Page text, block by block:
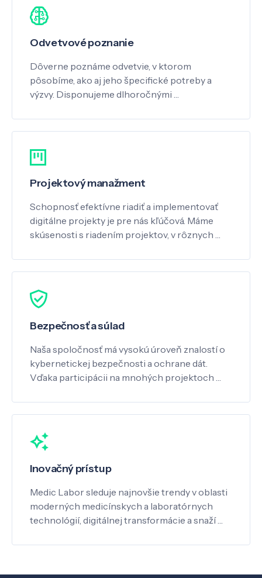
Odvetvové poznanie
Dôverne poznáme odvetvie, v ktorom
pôsobíme, ako aj jeho špecifické potreby a
výzvy. Disponujeme dlhoročnými …
Projektový manažment
Schopnosť efektívne riadiť a implementovať
digitálne projekty je pre nás kľúčová. Máme
skúsenosti s riadením projektov, v rôznych …
Bezpečnosť a súlad
Naša spoločnosť má vysokú úroveň znalostí o
kybernetickej bezpečnosti a ochrane dát.
Vďaka participácii na mnohých projektoch …
Inovačný prístup
Medic Labor sleduje najnovšie trendy v oblasti
moderných medicínskych a laboratórnych
technológií, digitálnej transformácie a snaží …